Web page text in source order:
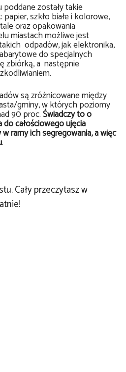
zostały takie
szkło białe i kolorowe,
oraz opakowania
miastach możliwe jest
odpadów, jak elektronika,
do specjalnych
zbiórką, a następnie
są zróżnicowane między
gminy, w których poziomy
90 proc.Świadczy to o
całościowego ujęcia
ramy ich segregowania, a więc
.
Cały przeczytasz w